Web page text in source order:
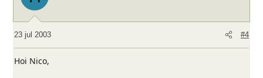
23 jul 2003 #4
Hoi Nico,